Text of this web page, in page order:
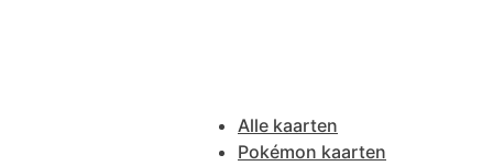
Alle kaarten
Pokémon kaarten